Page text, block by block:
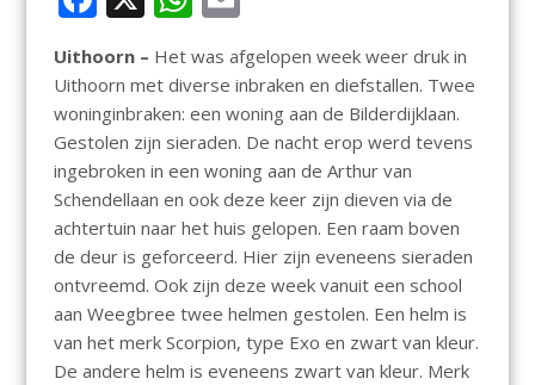
e
b
o
o
k
at
s
A
p
p
m
ai
l
Uithoorn – Het was afgelopen week weer druk in
Uithoorn met diverse inbraken en diefstallen. Twee
woninginbraken: een woning aan de Bilderdijklaan.
Gestolen zijn sieraden. De nacht erop werd tevens
ingebroken in een woning aan de Arthur van
Schendellaan en ook deze keer zijn dieven via de
achtertuin naar het huis gelopen. Een raam boven
de deur is geforceerd. Hier zijn eveneens sieraden
ontvreemd. Ook zijn deze week vanuit een school
aan Weegbree twee helmen gestolen. Een helm is
van het merk Scorpion, type Exo en zwart van kleur.
De andere helm is eveneens zwart van kleur. Merk